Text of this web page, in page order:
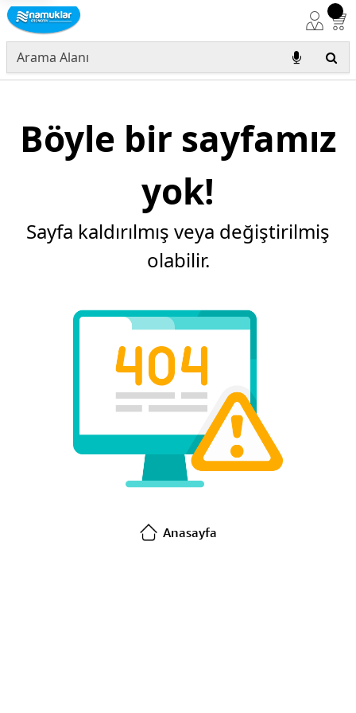
Böyle bir sayfamız
yok!
Sayfa kaldırılmış veya değiştirilmiş
olabilir.
Anasayfa